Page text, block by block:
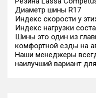
Диаметр шины R17
Индекс скорости у
Индекс нагрузки
Шины это один из
комфортной езды на
Наши менеджеры
наилучший вариант